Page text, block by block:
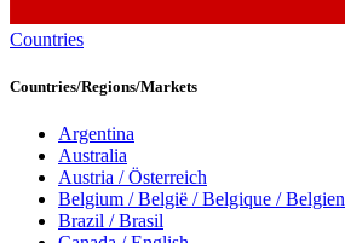
Countries
Countries/Regions/Markets
Argentina
Australia
Austria / Österreich
Belgium / België / Belgique / Belgien
Brazil / Brasil